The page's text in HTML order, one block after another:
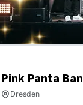
Pink Panta
Dresden